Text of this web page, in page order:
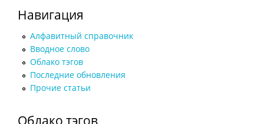
Навигация
Алфавитный справочник
Вводное слово
Облако тэгов
Последние обновления
Прочие статьи
Облако тэгов